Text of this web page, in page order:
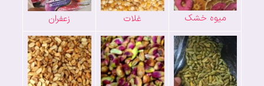
میوه خشک غلات زعفران